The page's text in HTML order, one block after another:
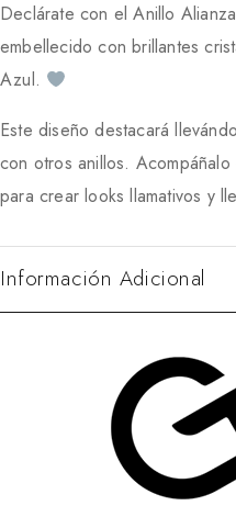
Declárate con el Anillo
embellecido con brillantes
Azul.
Este diseño destacará
con otros anillos.
para crear looks llamativos y
Información Adicional